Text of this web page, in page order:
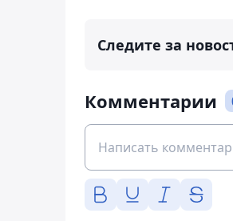
Следите за
Комментарии